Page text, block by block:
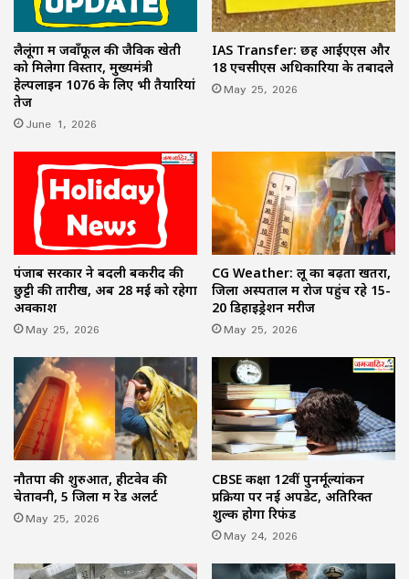
लैलूंगा में जवाँफूल की जैविक खेती
को मिलेगा विस्तार, मुख्यमंत्री
हेल्पलाइन 1076 के लिए भी तैयारियां
तेज
June 1, 2026
IAS Transfer: छह आईएएस और
18 एचसीएस अधिकारियों के तबादले
May 25, 2026
पंजाब सरकार ने बदली बकरीद की
छुट्टी की तारीख, अब 28 मई को रहेगा
अवकाश
May 25, 2026
CG Weather: लू का बढ़ता खतरा,
जिला अस्पताल में रोज पहुंच रहे 15-
20 डिहाइड्रेशन मरीज
May 25, 2026
नौतपा की शुरुआत, हीटवेव की
चेतावनी, 5 जिलों में रेड अलर्ट
May 25, 2026
CBSE कक्षा 12वीं पुनर्मूल्यांकन
प्रक्रिया पर नई अपडेट, अतिरिक्त
शुल्क होगा रिफंड
May 24, 2026